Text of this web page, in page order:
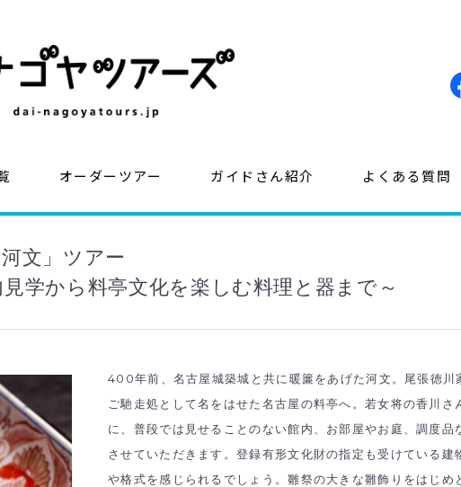
オーダーツアー ガイドさん紹介 よくある質問
文」ツアー
学から料亭文化を楽しむ料理と器まで～
400年前、名古屋城築城と共に暖簾をあげた河文。尾張徳川
ご馳走処として名をはせた名古屋の料亭へ。若女将の香川さ
に、普段では見せることのない館内、お部屋やお庭、調度品
させていただきます。登録有形文化財の指定も受けている建
や格式を感じられるでしょう。雛祭の大きな雛飾りをはじめ